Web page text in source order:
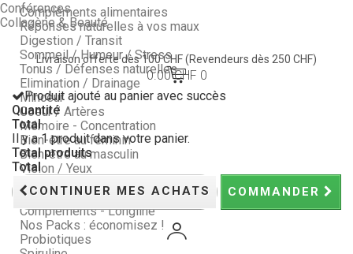
Conférences
Collagène & Beauté
Livraison offerte dès 100 CHF(Revendeurs dès 250 CHF)
0.00 CHF 0
Produit ajouté au panier avec succès
Quantité
Total
Il y a 1 produit dans votre panier.
Total produits
Total
CONTINUER MES ACHATS COMMANDER
Compléments alimentaires
Réponses naturelles à vos maux
Digestion / Transit
Sommeil / Humeur / Stress
Tonus / Défenses naturelles
Elimination / Drainage
Minceur
Coeur / Artères
Mémoire - Concentration
Bien-être au féminin
Bien-être au masculin
Vision / Yeux
Peau, Ongles et Cheveux
Articulations
Compléments - Longline
Nos Packs : économisez !
Probiotiques